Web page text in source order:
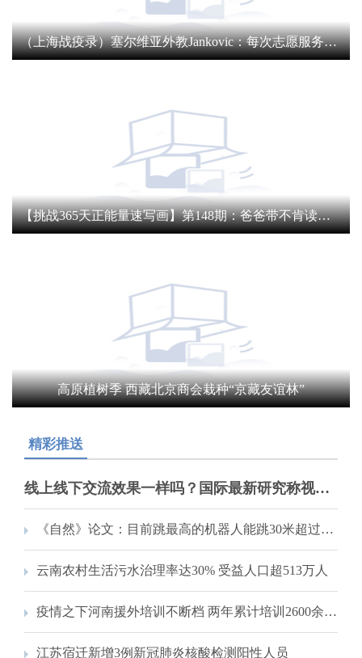
（上海战疫录）塞尔维亚外教Jankovic：每次志愿服务都像在奖励自己
【挑战365天正能量速写画】第148期：爸爸带不肯读书女儿体验挖藕4小时
高原植树季 西藏北京商会栽种“京藏友谊林”
精彩推送
线上线下交流效果一样吗？国际最新研究称视频会议降低创造性
《自然》论文：目前跳最高的机器人能跳30米超过自身高度百倍
云南农村生活污水治理率达30% 受益人口超513万人
疫情之下河南援外培训不断档 两年累计培训2600余人次
江苏宿迁新增3例新冠肺炎核酸检测阳性人员